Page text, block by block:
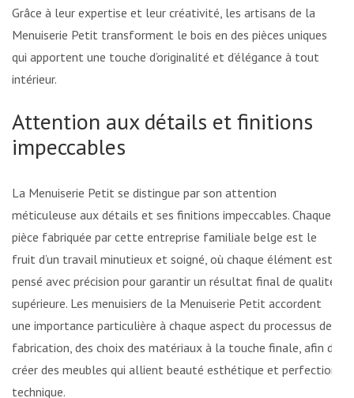
Grâce à leur expertise et leur créativité, les artisans de la
Menuiserie Petit transforment le bois en des pièces uniques
qui apportent une touche d’originalité et d’élégance à tout
intérieur.
Attention aux détails et finitions
impeccables
La Menuiserie Petit se distingue par son attention
méticuleuse aux détails et ses finitions impeccables. Chaque
pièce fabriquée par cette entreprise familiale belge est le
fruit d’un travail minutieux et soigné, où chaque élément est
pensé avec précision pour garantir un résultat final de qualité
supérieure. Les menuisiers de la Menuiserie Petit accordent
une importance particulière à chaque aspect du processus de
fabrication, des choix des matériaux à la touche finale, afin de
créer des meubles qui allient beauté esthétique et perfection
technique.